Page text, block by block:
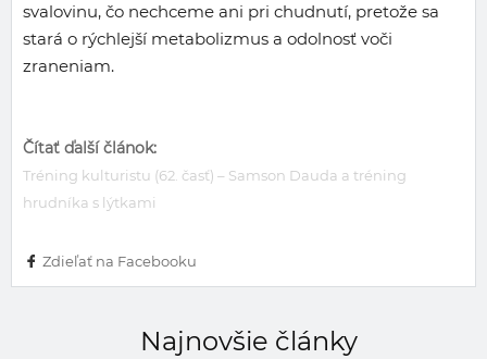
svalovinu, čo nechceme ani pri chudnutí, pretože sa
stará o rýchlejší metabolizmus a odolnosť voči
zraneniam.
Čítať ďalší článok:
Tréning kulturistu (62. časť) – Samson Dauda a tréning
hrudníka s lýtkami
Zdieľať na Facebooku
Najnovšie články